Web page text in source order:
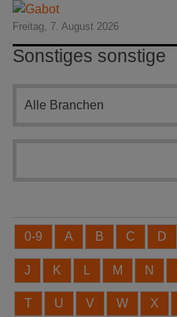
Freitag, 7. August 2026
Sonstiges sonstige
0-9 A B C D
J K L M N
T U V W X